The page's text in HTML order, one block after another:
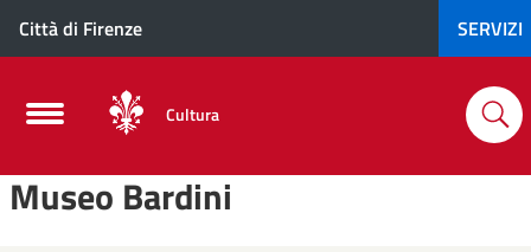
Città di Firenze SERVIZI
Cultura
Museo Bardini